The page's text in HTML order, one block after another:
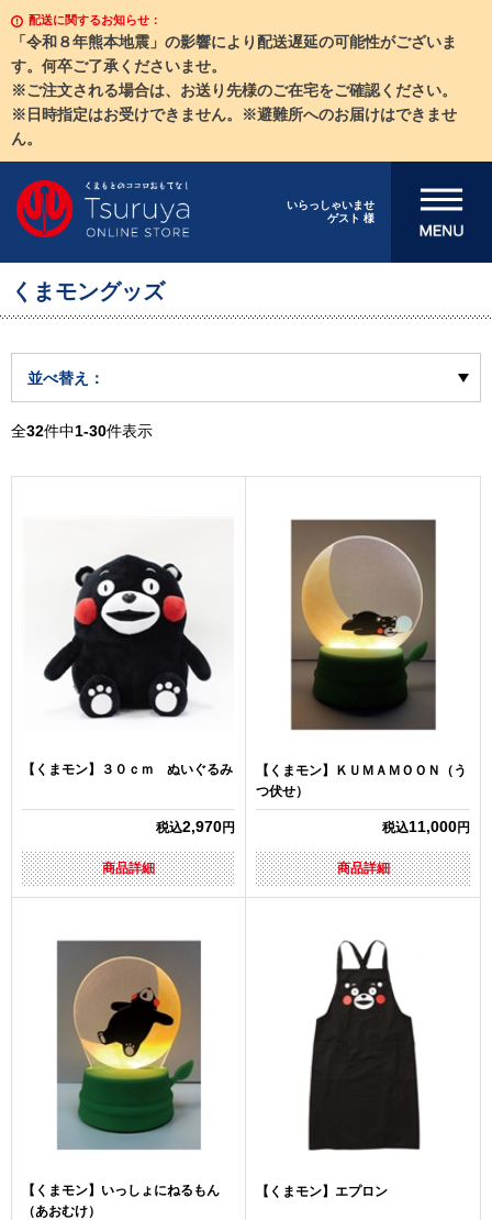
配送に関するお知らせ：
「令和８年熊本地震」の影響により配送遅延の可能性がございま
す。何卒ご了承くださいませ。
※ご注文される場合は、お送り先様のご在宅をご確認ください。
※日時指定はお受けできません。※避難所へのお届けはできませ
ん。
いらっしゃいませ
ゲスト 様
メニューを開
くまモングッズ
並べ替え：
全32件中1-30件表示
【くまモン】３０ｃｍ ぬいぐるみ
税込2,970円
商品詳細
【くまモン】ＫＵＭＡＭＯＯＮ（う
つ伏せ）
税込11,000円
商品詳細
【くまモン】いっしょにねるもん
（あおむけ）
【くまモン】エプロン